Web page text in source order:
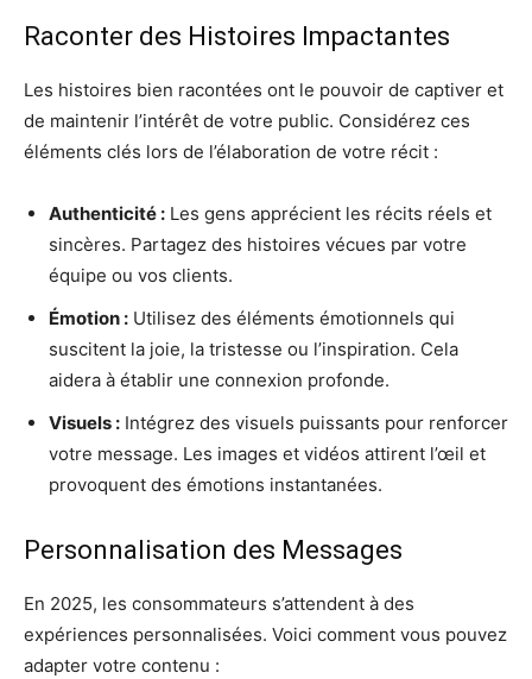
Raconter des Histoires Impactantes
Les histoires bien racontées ont le pouvoir de captiver et
de maintenir l’intérêt de votre public. Considérez ces
éléments clés lors de l’élaboration de votre récit :
Authenticité : Les gens apprécient les récits réels et
sincères. Partagez des histoires vécues par votre
équipe ou vos clients.
Émotion : Utilisez des éléments émotionnels qui
suscitent la joie, la tristesse ou l’inspiration. Cela
aidera à établir une connexion profonde.
Visuels : Intégrez des visuels puissants pour renforcer
votre message. Les images et vidéos attirent l’œil et
provoquent des émotions instantanées.
Personnalisation des Messages
En 2025, les consommateurs s’attendent à des
expériences personnalisées. Voici comment vous pouvez
adapter votre contenu :